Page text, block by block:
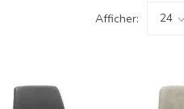
Afficher: